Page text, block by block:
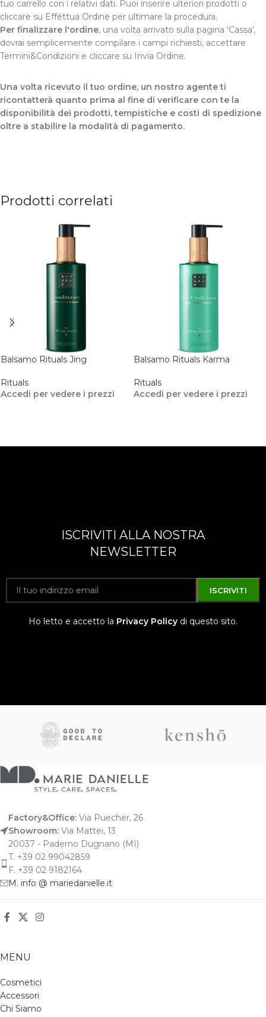
tuo carrello con i relativi dati. Puoi inserire ulteriori prodotti o
cliccare su Effettua Ordine per ultimare la procedura.
Per finalizzare l'ordine, una volta arrivato sulla pagina 'Cassa',
dovrai semplicemente compilare i campi richiesti, accettare
Termini&Condizioni e cliccare su Invia Ordine.
Una volta ricevuto il tuo ordine, un nostro agente ti
ricontatterà quanto prima al fine di verificare con te la
disponibilità dei prodotti, tempistiche e costi di spedizione
oltre a stabilire la modalità di pagamento.
Prodotti correlati
Balsamo Rituals Jing
Rituals
Accedi per vedere i prezzi
Balsamo Rituals Karma
Rituals
Accedi per vedere i prezzi
ISCRIVITI ALLA NOSTRA
NEWSLETTER
Ho letto e accetto la Privacy Policy di questo sito.
Factory&Office: Via Puecher, 26
Showroom: Via Mattei, 13
20037 - Paderno Dugnano (MI)
T. +39 02 99042859
F. +39 02 9182164
M. info @ mariedanielle.it
MENU
Cosmetici
Accessori
Chi Siamo